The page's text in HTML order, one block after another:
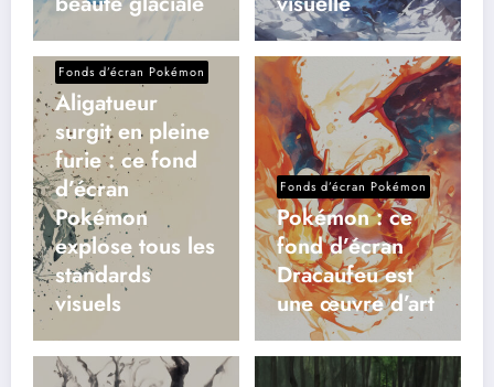
Fonds d’écran Pokémon
Aligatueur
surgit en pleine
furie : ce fond
d’écran
Pokémon
explose tous les
standards
visuels
Fonds d’écran Pokémon
Pokémon : ce
fond d’écran
Dracaufeu est
une œuvre d’art